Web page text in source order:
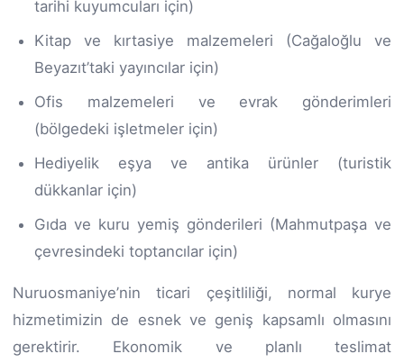
tarihi kuyumcuları için)
Kitap ve kırtasiye malzemeleri (Cağaloğlu ve
Beyazıt’taki yayıncılar için)
Ofis malzemeleri ve evrak gönderimleri
(bölgedeki işletmeler için)
Hediyelik eşya ve antika ürünler (turistik
dükkanlar için)
Gıda ve kuru yemiş gönderileri (Mahmutpaşa ve
çevresindeki toptancılar için)
Nuruosmaniye’nin ticari çeşitliliği, normal kurye
hizmetimizin de esnek ve geniş kapsamlı olmasını
gerektirir. Ekonomik ve planlı teslimat